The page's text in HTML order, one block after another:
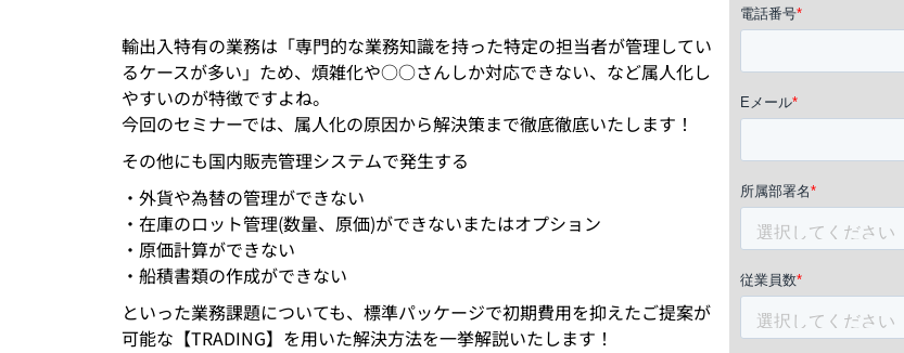
輸出入特有の業務は「専門的な業務知識を持った特定の担当者が管理してい
るケースが多い」ため、煩雑化や○○さんしか対応できない、など属人化し
やすいのが特徴ですよね。
今回のセミナーでは、属人化の原因から解決策まで徹底徹底いたします！
その他にも国内販売管理システムで発生する
・外貨や為替の管理ができない
・在庫のロット管理(数量、原価)ができないまたはオプション
・原価計算ができない
・船積書類の作成ができない
といった業務課題についても、標準パッケージで初期費用を抑えたご提案が
可能な【TRADING】を用いた解決方法を一挙解説いたします！